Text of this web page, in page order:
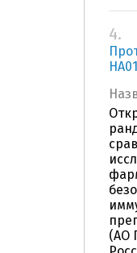
4.
HA01
(АО